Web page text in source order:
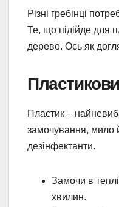
Різні гребінці
Те, що підійде для
дерево. Ось як
Пластик –
замочування, мило й
дезінфектанти.
Замочи в
хвилин.